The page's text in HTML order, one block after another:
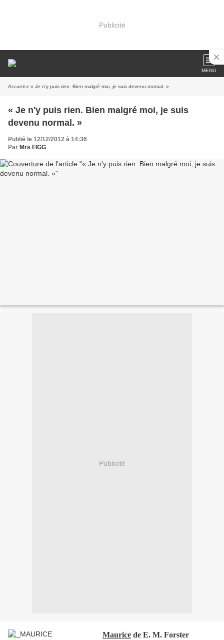
Publicité
MENU
Accueil » « Je n'y puis rien. Bien malgré moi, je suis devenu normal. »
« Je n'y puis rien. Bien malgré moi, je suis
devenu normal. »
Publié le 12/12/2012 à 14:36
Par Mrs FIGG
Publicité
Maurice de E. M. Forster